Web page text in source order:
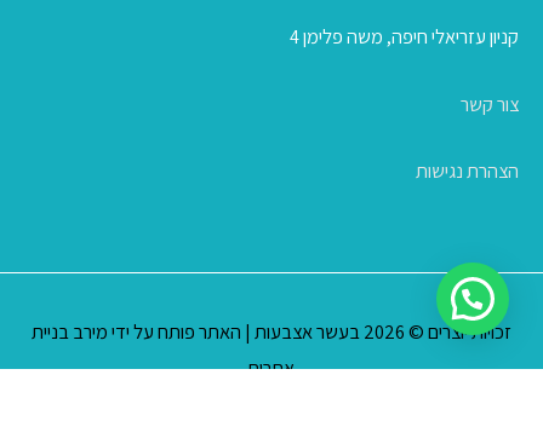
קניון עזריאלי חיפה, משה פלימן 4
צור קשר
הצהרת נגישות
זכויות יוצרים © 2026 בעשר אצבעות | האתר פותח על ידימירב בניית
אתרים